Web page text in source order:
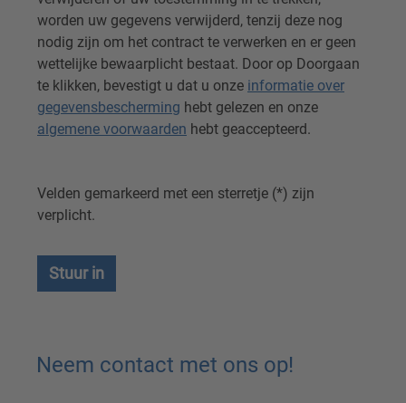
worden uw gegevens verwijderd, tenzij deze nog
nodig zijn om het contract te verwerken en er geen
wettelijke bewaarplicht bestaat. Door op Doorgaan
te klikken, bevestigt u dat u onze informatie over
gegevensbescherming hebt gelezen en onze
algemene voorwaarden hebt geaccepteerd.
Velden gemarkeerd met een sterretje (*) zijn
verplicht.
Stuur in
Neem contact met ons op!